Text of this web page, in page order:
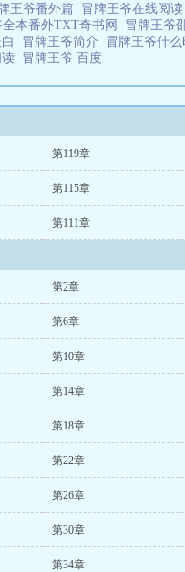
王爷番外篇 冒牌王爷在线阅读
全本番外TXT奇书网 冒牌王爷
白 冒牌王爷简介 冒牌王爷什
读 冒牌王爷 百度
第119章
第115章
第111章
第2章
第6章
第10章
第14章
第18章
第22章
第26章
第30章
第34章